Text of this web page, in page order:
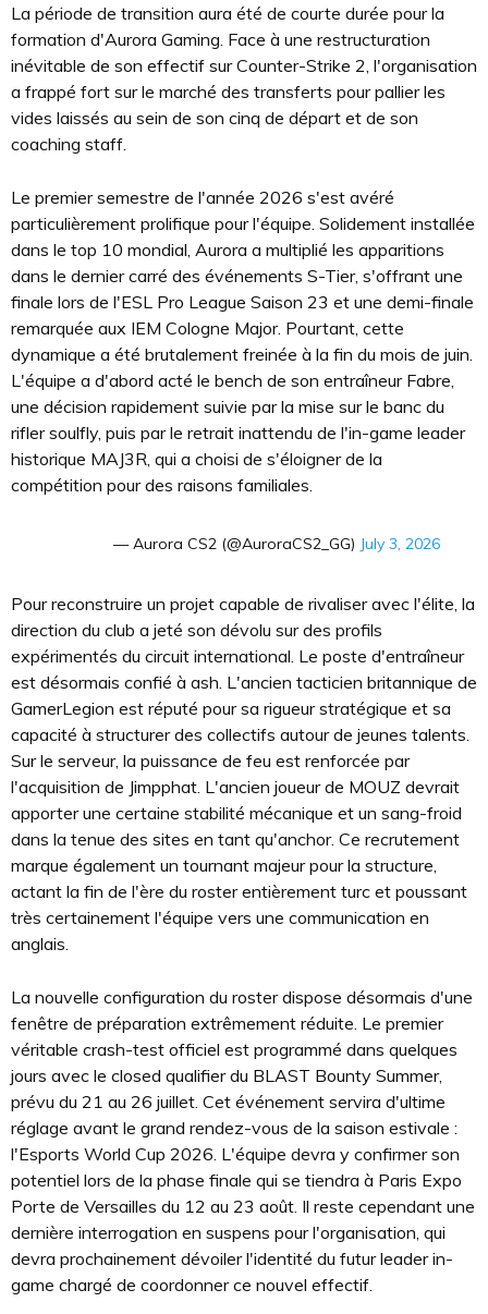
La période de transition aura été de courte durée pour la
formation d'Aurora Gaming. Face à une restructuration
inévitable de son effectif sur Counter-Strike 2, l'organisation
a frappé fort sur le marché des transferts pour pallier les
vides laissés au sein de son cinq de départ et de son
coaching staff.
Le premier semestre de l'année 2026 s'est avéré
particulièrement prolifique pour l'équipe. Solidement installée
dans le top 10 mondial, Aurora a multiplié les apparitions
dans le dernier carré des événements S-Tier, s'offrant une
finale lors de l'ESL Pro League Saison 23 et une demi-finale
remarquée aux IEM Cologne Major. Pourtant, cette
dynamique a été brutalement freinée à la fin du mois de juin.
L'équipe a d'abord acté le bench de son entraîneur Fabre,
une décision rapidement suivie par la mise sur le banc du
rifler soulfly, puis par le retrait inattendu de l'in-game leader
historique MAJ3R, qui a choisi de s'éloigner de la
compétition pour des raisons familiales.
— Aurora CS2 (@AuroraCS2_GG) July 3, 2026
Pour reconstruire un projet capable de rivaliser avec l'élite, la
direction du club a jeté son dévolu sur des profils
expérimentés du circuit international. Le poste d'entraîneur
est désormais confié à ash. L'ancien tacticien britannique de
GamerLegion est réputé pour sa rigueur stratégique et sa
capacité à structurer des collectifs autour de jeunes talents.
Sur le serveur, la puissance de feu est renforcée par
l'acquisition de Jimpphat. L'ancien joueur de MOUZ devrait
apporter une certaine stabilité mécanique et un sang-froid
dans la tenue des sites en tant qu'anchor. Ce recrutement
marque également un tournant majeur pour la structure,
actant la fin de l'ère du roster entièrement turc et poussant
très certainement l'équipe vers une communication en
anglais.
La nouvelle configuration du roster dispose désormais d'une
fenêtre de préparation extrêmement réduite. Le premier
véritable crash-test officiel est programmé dans quelques
jours avec le closed qualifier du BLAST Bounty Summer,
prévu du 21 au 26 juillet. Cet événement servira d'ultime
réglage avant le grand rendez-vous de la saison estivale :
l'Esports World Cup 2026. L'équipe devra y confirmer son
potentiel lors de la phase finale qui se tiendra à Paris Expo
Porte de Versailles du 12 au 23 août. Il reste cependant une
dernière interrogation en suspens pour l'organisation, qui
devra prochainement dévoiler l'identité du futur leader in-
game chargé de coordonner ce nouvel effectif.